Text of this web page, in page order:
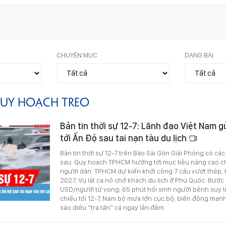
CHUYÊN MỤC DẠNG BÀI
HOẠCH TREO
Bản tin thời sự 12-7: Lãnh đạo Việt Nam
tới Ấn Độ sau tai nạn tàu du lịch
Bản tin thời sự 12-7 trên Báo Sài Gòn Giải Phóng có
sau: Quy hoạch TPHCM hướng tới mục tiêu nâng cao
người dân: TPHCM dự kiến khởi công 7 cầu vượt thép,
2027; Vụ lật ca nô chở khách du lịch ở Phú Quốc:
USD/người tử vong; 65 phút hồi sinh người bệnh suy
chiều tối 12-7, Nam bộ mưa lớn cục bộ, biển động
sáo diều “tra tấn” cả ngày lẫn đêm.